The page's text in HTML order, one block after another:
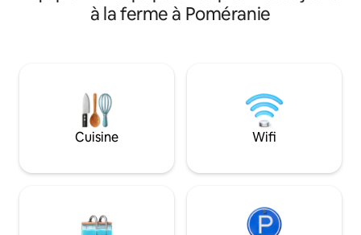
tissus soigneusement sélectionnés qui
vous permettront de vous détendre et
certainement satisfaits de la terrasse
spacieuse avec des chaises longues, un
grand jardin, un barbecue, un foyer, une
cheminée. Les environs immédiats
monuments architecturaux. La maison
situé dans le
cœur de la
jeux et d'un
rivière Trzebiochy
Excellent
randonnée, de
à la ferme à Poméranie
Cuisine Wifi